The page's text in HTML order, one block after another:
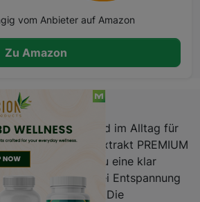
vom Anbieter auf Amazon
Zu Amazon
das sanft wirkt und im Alltag für
dem CBD Naturextrakt PREMIUM
Holistic erhältst du eine klar
Lösung, die dich bei Entspannung
zu überwältigen. Die